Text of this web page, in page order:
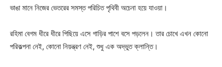
ভাঙা মানে নিজের ভেতরের সমস্ত পরিচিত পৃথিবী অচেনা হয়ে যাওয়া।
রহিমা বেগম ধীরে ধীরে পিছিয়ে এসে গাড়ির পাশে বসে পড়লেন। তার চোখে এখন কোনো
পরিকল্পনা নেই, কোনো নিয়ন্ত্রণ নেই, শুধু এক অদ্ভুত ক্লান্তি।